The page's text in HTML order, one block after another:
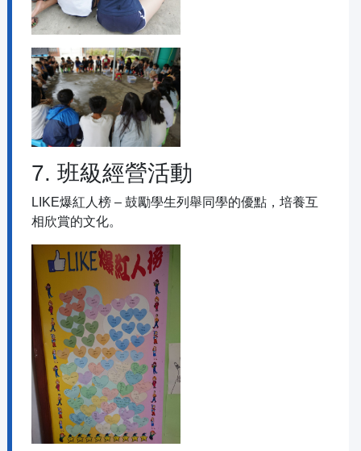
7. 班級經營活動
LIKE爆紅人榜 – 鼓勵學生列舉同學的優點，培養互
相欣賞的文化。